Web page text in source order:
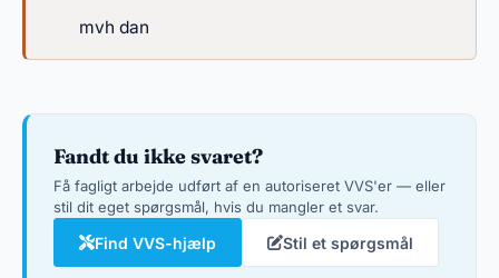
mvh dan
Fandt du ikke svaret?
Få fagligt arbejde udført af en autoriseret VVS'er — eller
stil dit eget spørgsmål, hvis du mangler et svar.
Find VVS-hjælp Stil et spørgsmål